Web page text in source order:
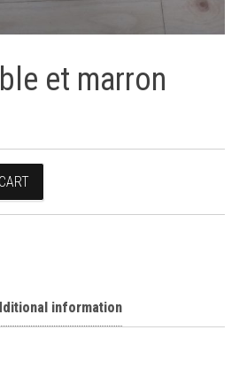
et marron
quantity
information